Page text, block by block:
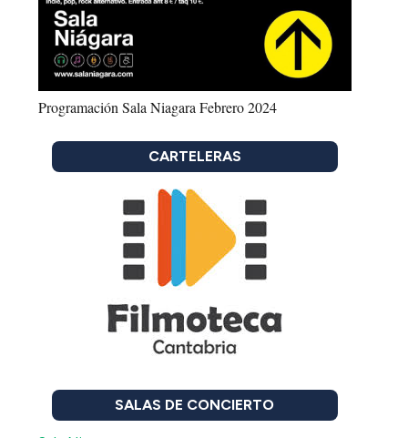
Programación Sala Niagara Febrero 2024
CARTELERAS
SALAS DE CONCIERTO